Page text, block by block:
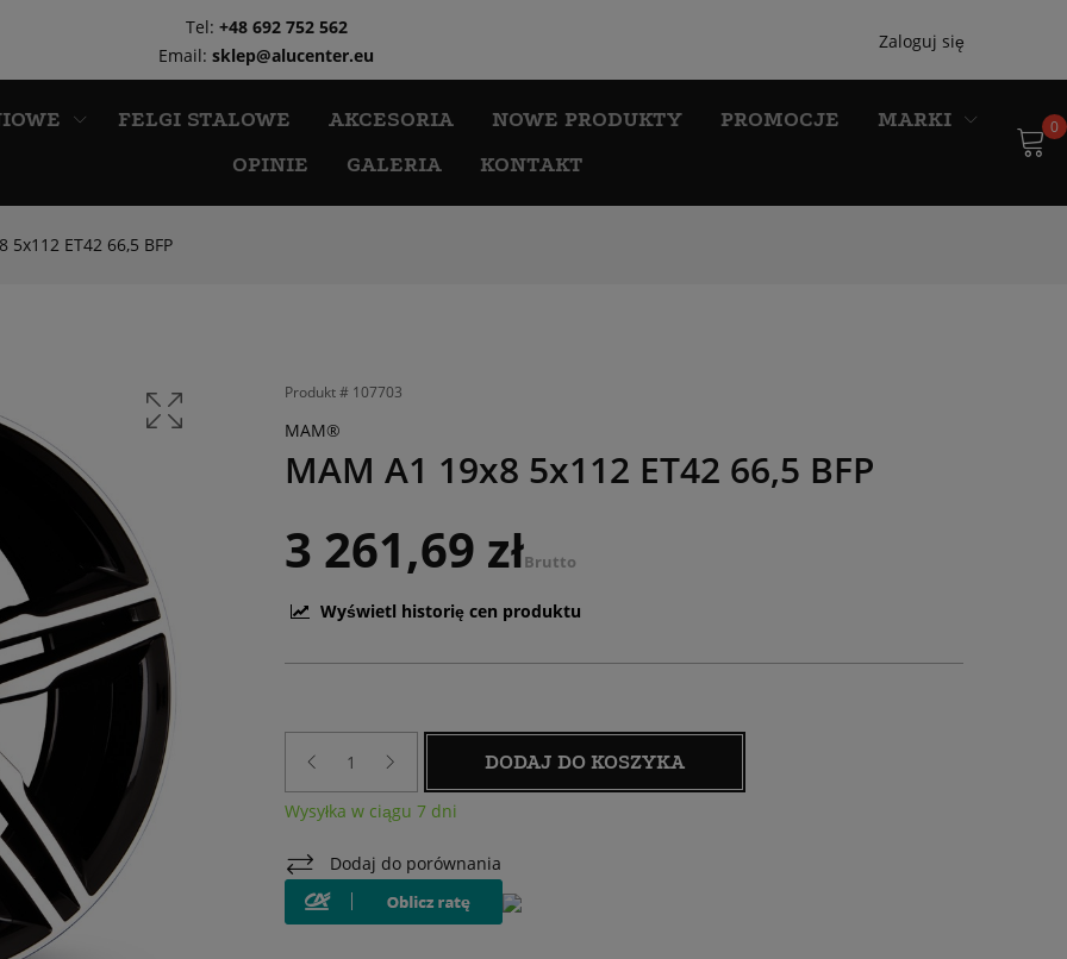
Tel: +48 692 752 562
Email:sklep@alucenter.eu
Zaloguj się
FELGI STALOWE AKCESORIA NOWE PRODUKTY PROMOCJE
MARKI
OPINIE
GALERIA KONTAKT
0
5x112 ET42 66,5 BFP
Produkt # 107703
MAM®
MAM A1 19x8 5x112 ET42 66,5 BFP
3 261,69 złBrutto
Wyświetl historię cen produktu
DODAJ DO KOSZYKA
Wysyłka w ciągu 7 dni
Dodaj do porównania